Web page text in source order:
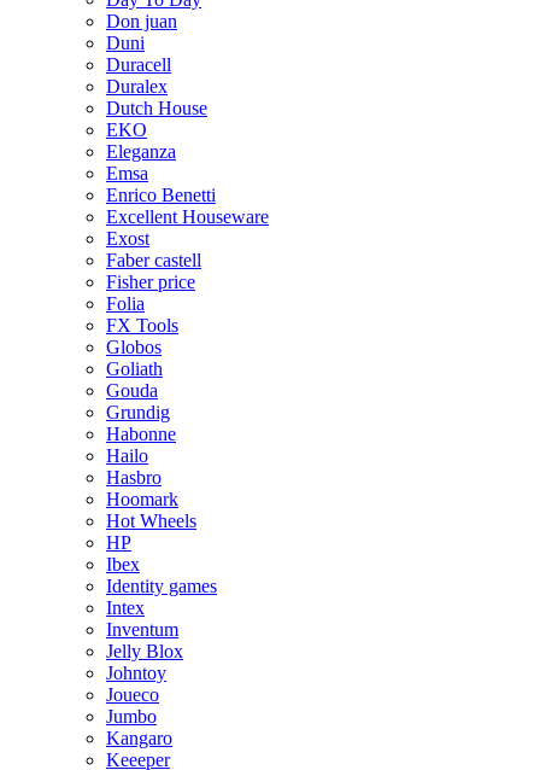
Don juan
Duni
Duracell
Duralex
Dutch House
EKO
Eleganza
Emsa
Enrico Benetti
Excellent Houseware
Exost
Faber castell
Fisher price
Folia
FX Tools
Globos
Goliath
Gouda
Grundig
Habonne
Hailo
Hasbro
Hoomark
Hot Wheels
HP
Ibex
Identity games
Intex
Inventum
Jelly Blox
Johntoy
Joueco
Jumbo
Kangaro
Keeeper